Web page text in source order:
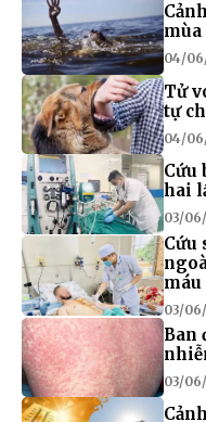
mùa
04/
Tử
tự
04/
Cứu
hai
03/
Cứu
máu
03/
Ban
03/